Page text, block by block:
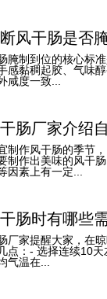
风干肠是否
腌制到位的核心标
感黏稠起胶、气味
咸度一致‌...
肠厂家介绍
制作风干肠的季节
制作出美味的风干
因素上有一定...
肠时有哪些
厂家提醒大家，在
点：- 选择连续10
气温在...